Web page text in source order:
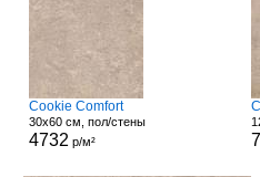
Cookie Comfort
30x60 см, пол/стены
4732 р/м²